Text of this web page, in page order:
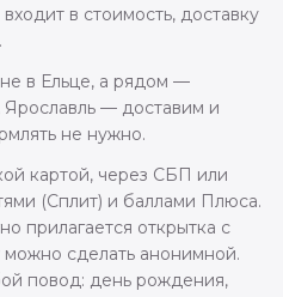
в стоимость, доставку
в Ельце, а рядом —
— доставим и
не нужно.
картой, через СБП или
(Сплит) и баллами Плюса.
прилагается открытка с
сделать анонимной.
повод: день рождения,